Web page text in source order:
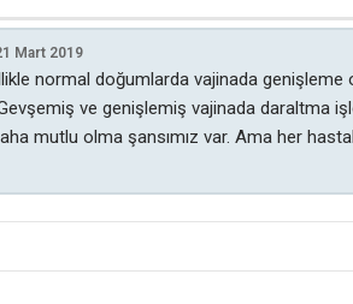
Mart 2019
normal doğumlarda vajinada
ve genişlemiş vajinada daraltma
mutlu olma şansımız var. Ama her